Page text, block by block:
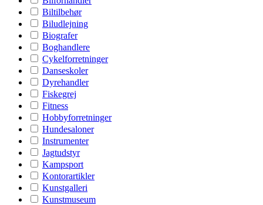
Biltilbehør
Biludlejning
Biografer
Boghandlere
Cykelforretninger
Danseskoler
Dyrehandler
Fiskegrej
Fitness
Hobbyforretninger
Hundesaloner
Instrumenter
Jagtudstyr
Kampsport
Kontorartikler
Kunstgalleri
Kunstmuseum